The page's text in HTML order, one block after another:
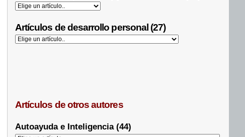
Artículos de desarrollo personal (27)
Artículos de otros autores
Autoayuda e Inteligencia (44)